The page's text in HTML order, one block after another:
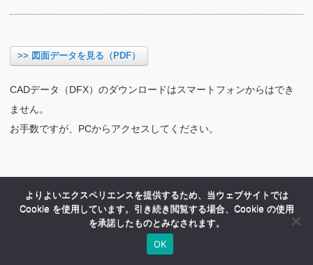
>> 図面データを見る（PDF）
CADデータ（DFX）のダウンロードはスマートフォンからはでき
ません。
お手数ですが、PCからアクセスしてください。
よりよいエクスペリエンスを提供するため、当ウェブサイトでは
Cookie を使用しています。引き続き閲覧する場合、Cookie の使用
を承諾したものとみなされます。
OK